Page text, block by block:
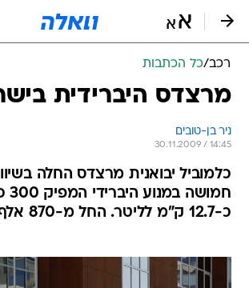
רכב/כל הכתבות
מרצדס היברידית
ניר בן-טובים
30.11.2009 / 14:45
כ-12.7 ק"מ לליטר. החל מ-870 אלף שקלים